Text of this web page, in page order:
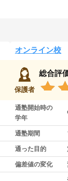
オンライン校
保護者
総合評
通塾開始時の
学年
通塾期間
通った目的
偏差値の変化